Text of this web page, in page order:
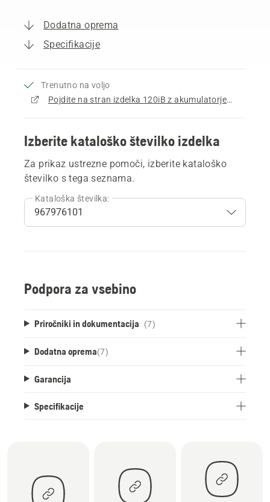
Dodatna oprema
Specifikacije
Trenutno na voljo
Pojdite na stran izdelka 120iB z akumulatorjem in polnilnikom
Izberite kataloško številko izdelka
Za prikaz ustrezne pomoči, izberite kataloško
številko s tega seznama.
Kataloška številka:
Podpora za vsebino
Priročniki in dokumentacija (7)
Dodatna oprema(7)
Garancija
Specifikacije